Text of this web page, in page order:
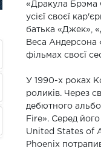
«Дракула Брэма
усієї своєї
батька «Джек»,
Веса Андерсона
фільмах своєї
У 1990-х роках
роликів. Через
дебютного
Fire». Серед
United States of
Phoenix